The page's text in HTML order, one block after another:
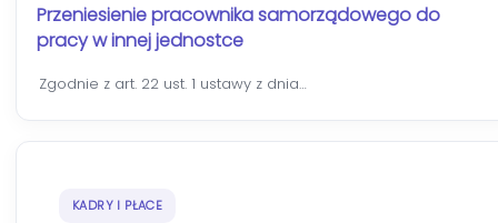
Przeniesienie pracownika samorządowego do
pracy w innej jednostce
Zgodnie z art. 22 ust. 1 ustawy z dnia…
KADRY I PŁACE